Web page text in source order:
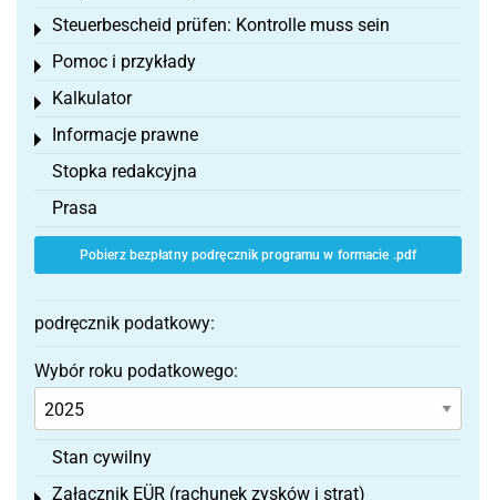
Steuerbescheid prüfen: Kontrolle muss sein
Toggle menu
Pomoc i przykłady
Toggle menu
Kalkulator
Toggle menu
Informacje prawne
Toggle menu
Stopka redakcyjna
Prasa
Pobierz bezpłatny podręcznik programu w formacie .pdf
podręcznik podatkowy:
Wybór roku podatkowego:
Stan cywilny
Załącznik EÜR (rachunek zysków i strat)